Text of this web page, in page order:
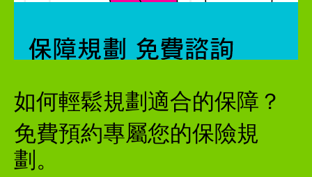
如何輕鬆規劃適合的保障？
免費預約專屬您的保險規
劃。